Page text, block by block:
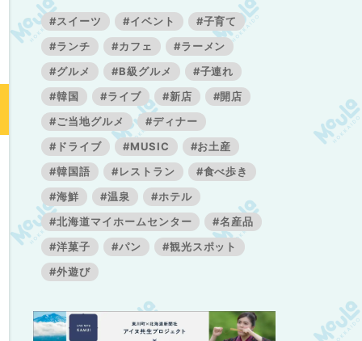
#スイーツ #イベント
#子育て
#ランチ
#カフェ
#ラーメン
#グルメ
#B級グルメ
#子連れ
#韓国
#ライブ #新店
#開店
#ご当地グルメ
#ディナー
#ドライブ
#MUSIC
#お土産
#韓国語
#レストラン
#食べ歩き
#海鮮
#温泉
#ホテル
#北海道マイホームセンター
#名産品
#洋菓子
#パン
#観光スポット
#外遊び